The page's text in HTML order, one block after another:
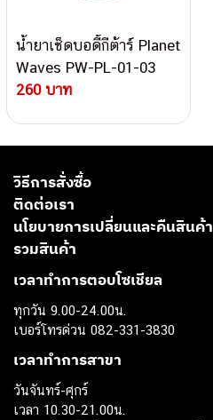
น้ำยาเช็ดบอดี้กีต้าร์ Planet
Waves PW-PL-01-03
260 บาท
วิธีการสั่งซื้อ
ติดต่อเรา
นโยบายการเปลี่ยนและคืนสินค้า
รวมสินค้า
เวลาทำการตอบโซเชียล
ทุกวัน 9.00-24.00น.
เบอร์โทรด่วน 082-331-3830
เวลาทำการสาขา
วันจันทร์-ศุกร์
เวลา 10.30-21.00น.